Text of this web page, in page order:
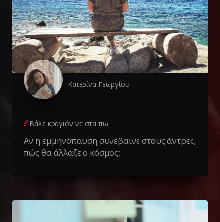
Κατερίνα Γεωργίου
Βάλε κραγιόν να στα πω
Αν η εμμηνόπαυση συνέβαινε στους άντρες,
πώς θα άλλαζε ο κόσμος;